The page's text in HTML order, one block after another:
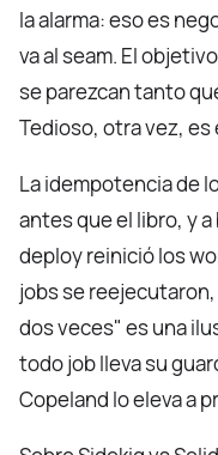
la alarma: eso es
va al seam. El
se parezcan tanto
Tedioso, otra vez, es
La idempotencia de
antes que el libro, y
deploy reinició los
jobs se
dos veces" es una
todo job lleva su
Copeland lo eleva a